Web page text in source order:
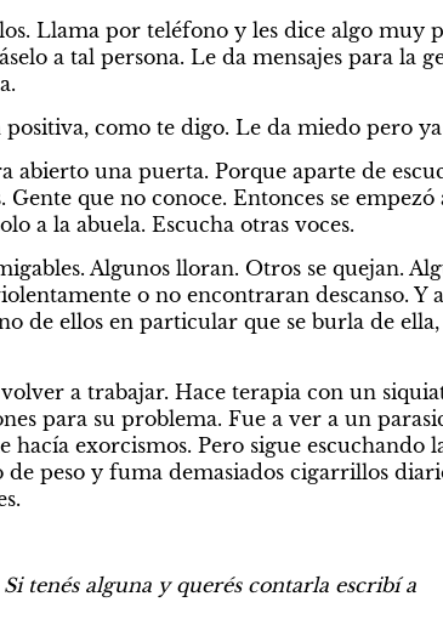
Llama por teléfono y les dice algo muy
a tal persona. Le da mensajes para la
como te digo. Le da miedo pero
abierto una puerta. Porque aparte de
Gente que no conoce. Entonces se empezó
a la abuela. Escucha otras voces.
Algunos lloran. Otros se quejan.
o no encontraran descanso. Y
de ellos en particular que se burla de ella,
a trabajar. Hace terapia con un
para su problema. Fue a ver a un
exorcismos. Pero sigue escuchando
peso y fuma demasiados cigarrillos
tenés alguna y querés contarla escribí a